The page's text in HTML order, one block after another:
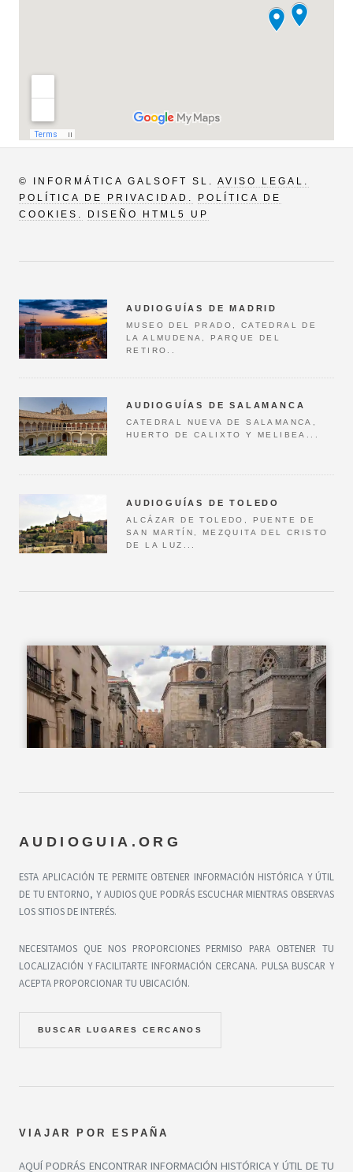
© INFORMÁTICA GALSOFT SL. AVISO LEGAL.
POLÍTICA DE PRIVACIDAD.
POLÍTICA DE
COOKIES.
DISEÑO HTML5 UP
AUDIOGUÍAS DE MADRID
MUSEO DEL PRADO, CATEDRAL DE
LA ALMUDENA, PARQUE DEL
RETIRO..
AUDIOGUÍAS DE SALAMANCA
CATEDRAL NUEVA DE SALAMANCA,
HUERTO DE CALIXTO Y MELIBEA...
AUDIOGUÍAS DE TOLEDO
ALCÁZAR DE TOLEDO, PUENTE DE
SAN MARTÍN, MEZQUITA DEL CRISTO
DE LA LUZ...
AUDIOGUIA.ORG
ESTA APLICACIÓN TE PERMITE OBTENER INFORMACIÓN HISTÓRICA Y ÚTIL
DE TU ENTORNO, Y AUDIOS QUE PODRÁS ESCUCHAR MIENTRAS OBSERVAS
LOS SITIOS DE INTERÉS.
NECESITAMOS QUE NOS PROPORCIONES PERMISO PARA OBTENER TU
LOCALIZACIÓN Y FACILITARTE INFORMACIÓN CERCANA. PULSA BUSCAR Y
ACEPTA PROPORCIONAR TU UBICACIÓN.
BUSCAR LUGARES CERCANOS
VIAJAR POR ESPAÑA
AQUÍ PODRÁS ENCONTRAR INFORMACIÓN HISTÓRICA Y ÚTIL DE TU